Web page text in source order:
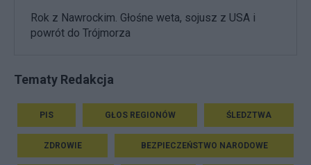
Rok z Nawrockim. Głośne weta, sojusz z USA i
powrót do Trójmorza
Tematy Redakcja
PIS GŁOS REGIONÓW ŚLEDZTWA
ZDROWIE BEZPIECZEŃSTWO NARODOWE